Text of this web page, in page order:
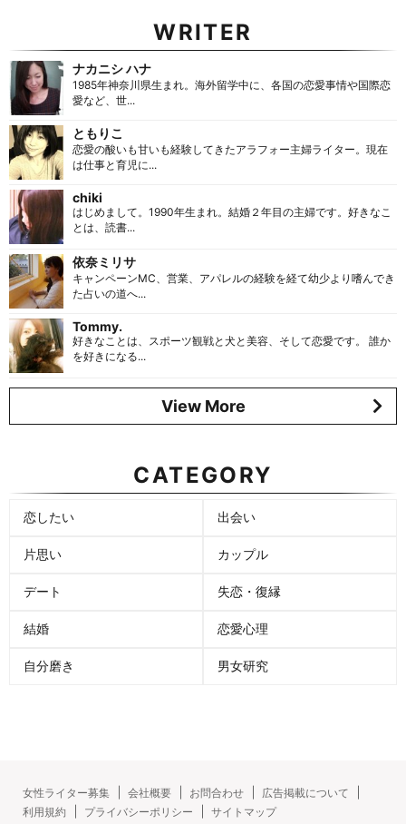
WRITER
ナカニシ ハナ
1985年神奈川県生まれ。海外留学中に、各国の恋愛事情や国際恋
愛など、世...
ともりこ
恋愛の酸いも甘いも経験してきたアラフォー主婦ライター。現在
は仕事と育児に...
chiki
はじめまして。1990年生まれ。結婚２年目の主婦です。好きなこ
とは、読書...
依奈ミリサ
キャンペーンMC、営業、アパレルの経験を経て幼少より嗜んでき
た占いの道へ...
Tommy.
好きなことは、スポーツ観戦と犬と美容、そして恋愛です。 誰か
を好きになる...
View More
CATEGORY
恋したい 出会い
片思い カップル
デート 失恋・復縁
結婚 恋愛心理
自分磨き 男女研究
女性ライター募集 会社概要 お問合わせ
広告掲載について
利用規約
プライバシーポリシー サイトマップ